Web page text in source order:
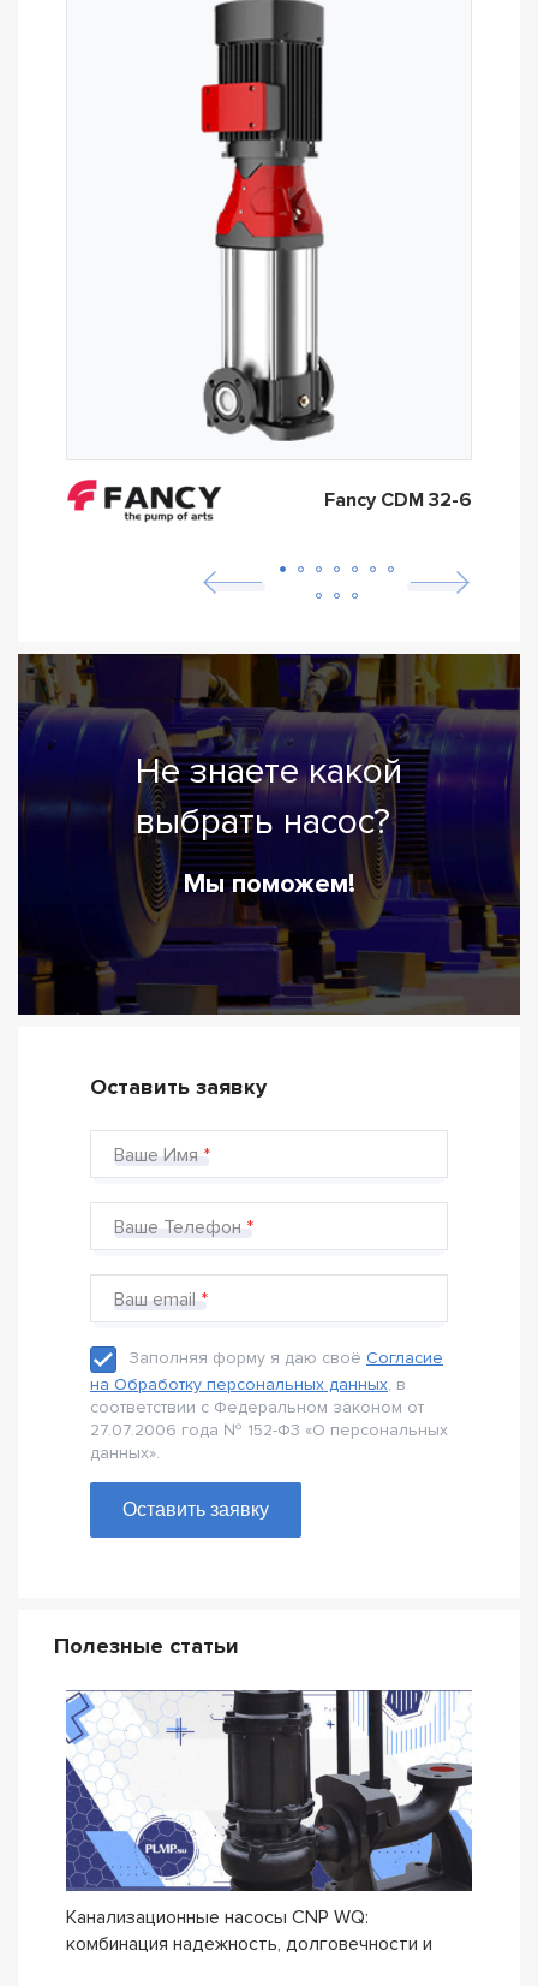
Fancy CDM 32-6
Не знаете какой
выбрать насос?
Мы поможем!
Оставить заявку
Ваше Имя
Ваше Телефон
Ваш email
Заполняя форму я даю своё Согласие
на Обработку персональных данных, в
соответствии с Федеральном законом от
27.07.2006 года № 152-Ф3 «О персональных
данных».
Оставить заявку
Полезные статьи
Канализационные насосы CNP WQ:
комбинация надежность, долговечности и